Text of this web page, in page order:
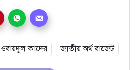
ওবায়দুল কাদের জাতীয় অর্থ বাজেট